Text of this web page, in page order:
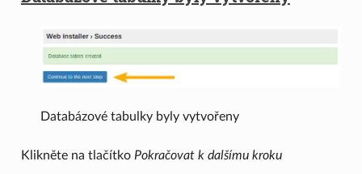
Databázové tabulky byly vytvořeny
Klikněte na tlačítko Pokračovat k dalšímu kroku